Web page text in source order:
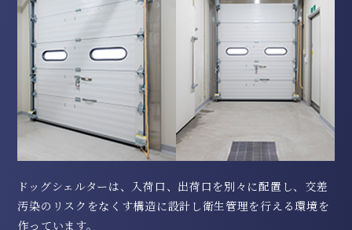
ドッグシェルターは、入荷口、出荷口を別々に配置し、交差
汚染のリスクをなくす構造に設計し衛生管理を行える環境を
作っています。